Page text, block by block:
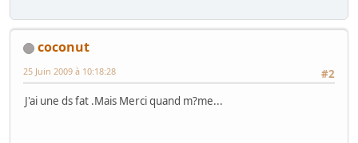
coconut
#2
25 Juin 2009 à 10:18:28
J'ai une ds fat .Mais Merci quand m?me...